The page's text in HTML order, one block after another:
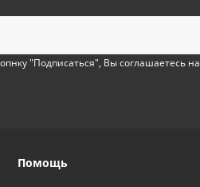
"Подписаться", Вы соглашаетесь на
Помощь